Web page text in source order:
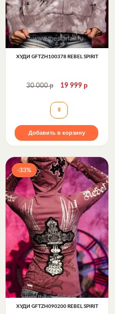
ХУДИ GFTZH100378 REBEL SPIRIT
30 000р 19 999р
Худи
S
Добавить в корзину
-33%
ХУДИ GFTZH090200 REBEL SPIRIT